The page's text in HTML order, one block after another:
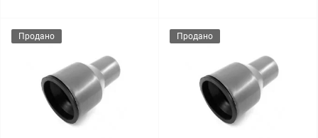
Продано Продано